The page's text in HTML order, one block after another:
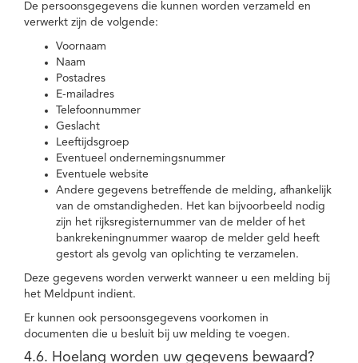
De persoonsgegevens die kunnen worden verzameld en
verwerkt zijn de volgende:
Voornaam
Naam
Postadres
E-mailadres
Telefoonnummer
Geslacht
Leeftijdsgroep
Eventueel ondernemingsnummer
Eventuele website
Andere gegevens betreffende de melding, afhankelijk
van de omstandigheden. Het kan bijvoorbeeld nodig
zijn het rijksregisternummer van de melder of het
bankrekeningnummer waarop de melder geld heeft
gestort als gevolg van oplichting te verzamelen.
Deze gegevens worden verwerkt wanneer u een melding bij
het Meldpunt indient.
Er kunnen ook persoonsgegevens voorkomen in
documenten die u besluit bij uw melding te voegen.
4.6. Hoelang worden uw gegevens bewaard?